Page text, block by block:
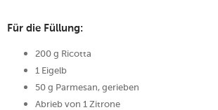
Für die Füllung:
200 g Ricotta
1 Eigelb
50 g Parmesan, gerieben
Abrieb von 1 Zitrone